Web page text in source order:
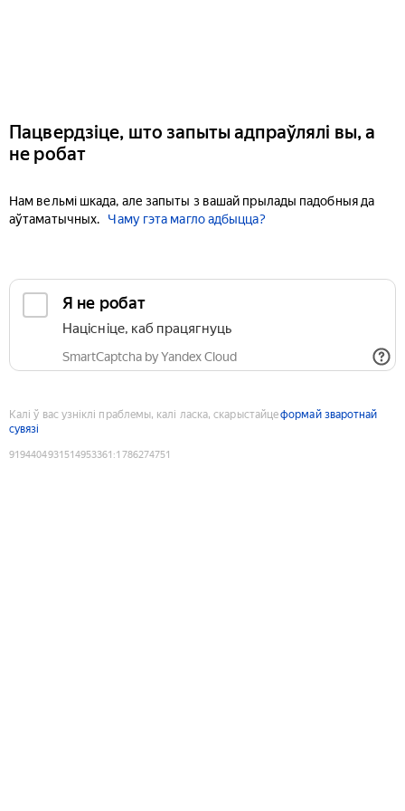
Пацвердзіце, што запыты адпраўлялі вы, а
не робат
Нам вельмі шкада, але запыты з вашай прылады падобныя да
аўтаматычных.
Чаму гэта магло адбыцца?
Я не робат
Націсніце, каб працягнуць
SmartCaptcha by Yandex Cloud
Калі ў вас узніклі праблемы, калі ласка, скарыстайцеформай зваротнай
сувязі
9194404931514953361 :1786274751